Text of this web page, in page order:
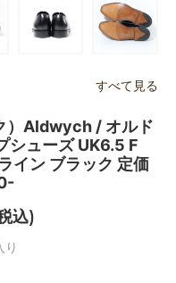
すべて見る
）Aldwych / オルド
シューズ UK6.5 F
イン ブラック 定価
込)
り